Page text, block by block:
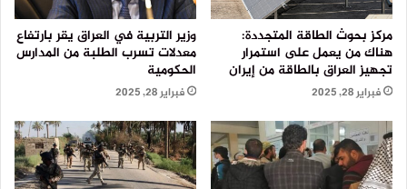
مركز بحوث الطاقة المتجددة:
هناك من يعمل على استمرار
تجهيز العراق بالطاقة من إيران
فبراير 28, 2025
وزير التربية في العراق يقر بارتفاع
معدلات تسرب الطلبة من المدارس
الحكومية
فبراير 28, 2025